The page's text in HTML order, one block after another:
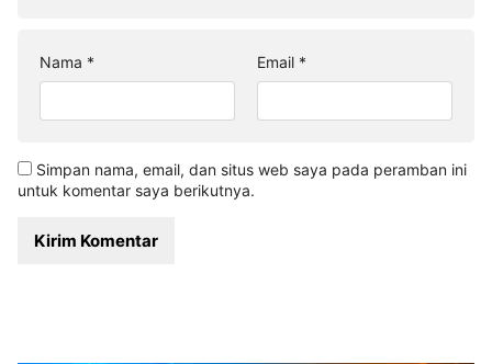
Nama * Email *
Simpan nama, email, dan situs web saya pada peramban ini
untuk komentar saya berikutnya.